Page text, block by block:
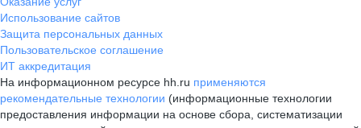
Использование сайтов
Защита персональных данных
Пользовательское соглашение
ИТ аккредитация
На информационном ресурсе hh.ru применяются
рекомендательные технологии (информационные технологии
предоставления информации на основе сбора, систематизации